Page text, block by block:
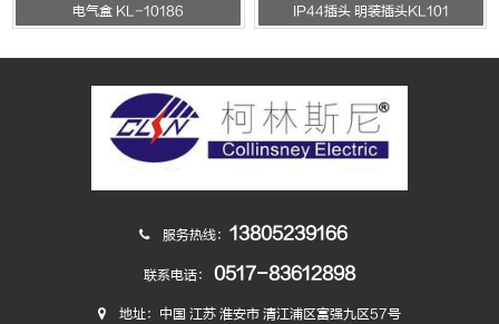
电气盒 KL-10186 IP44插头 明装插头KL101
服务热线： 13805239166
联系电话： 0517-83612898
地址：中国 江苏 淮安市 清江浦区富强九区57号